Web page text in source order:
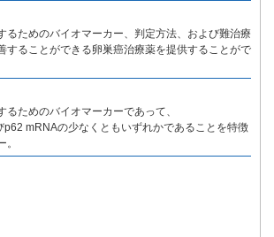
るためのバイオマーカー、判定方法、および難治療
することができる卵巣癌治療薬を提供することがで
るためのバイオマーカーであって、
mRNAの少なくともいずれかであることを特徴